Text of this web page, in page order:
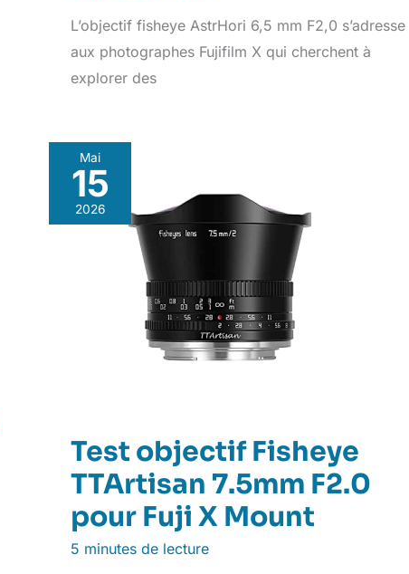
L’objectif fisheye AstrHori 6,5 mm F2,0 s’adresse
aux photographes Fujifilm X qui cherchent à
explorer des
Mai
15
2026
Test objectif Fisheye
TTArtisan 7.5mm F2.0
pour Fuji X Mount
5 minutes de lecture